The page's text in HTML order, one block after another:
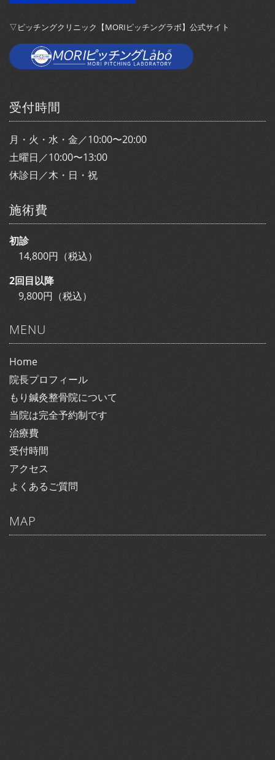
▽ピッチングクリニック【MORIピッチングラボ】公式サイト
受付時間
月・火・水・金／10:00〜20:00
土曜日／10:00〜13:00
休診日／木・日・祝
施術費
初診
14,800円（税込）
2回目以降
9,800円（税込）
MENU
Home
院長プロフィール
もり鍼灸整骨院について
当院は完全予約制です
治療費
受付時間
アクセス
よくあるご質問
MAP